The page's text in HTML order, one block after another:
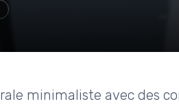
minimaliste avec des